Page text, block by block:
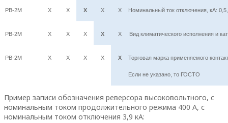
РВ-2М Х Х Х Х Х Номинальный ток отключения, кА:
РВ-2М Х Х Х Х Х Вид климатического исполнения и
РВ-2М Х Х Х Х Х Торговая марка применяемого
Если не указано, то ГОСТО
Пример записи обозначения реверсора высоковольтного, с
номинальным током продолжительного режима 400 А, с
номинальным током отключения 3,9 кА: